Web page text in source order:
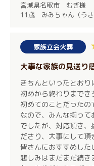
宮城県名取市 むぎ様
11歳 みみちゃん（うさ
家族立会火葬
大事な家族の見送り
きちんといったとお
初めから終わりまでき
初めてのことだった
なので、みんな揃っ
でしたが、対応頂き、
ださり、大事にして頂
皆さんにおすすめした
悲しみはまだまだ続